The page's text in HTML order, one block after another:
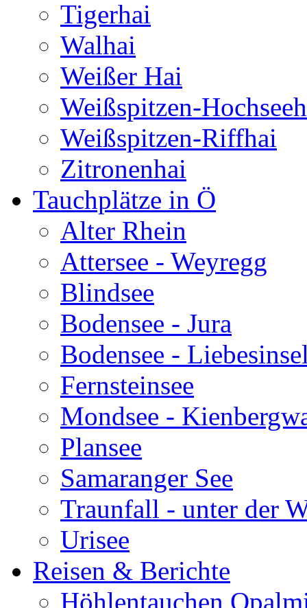
Tigerhai
Walhai
Weißer Hai
Weißspitzen-
Weißspitzen-Riffhai
Zitronenhai
Tauchplätze in Ö
Alter Rhein
Attersee - Weyregg
Blindsee
Bodensee - Jura
Bodensee -
Fernsteinsee
Mondsee -
Plansee
Samaranger See
Traunfall - unter der
Urisee
Reisen & Berichte
Höhlentauchen